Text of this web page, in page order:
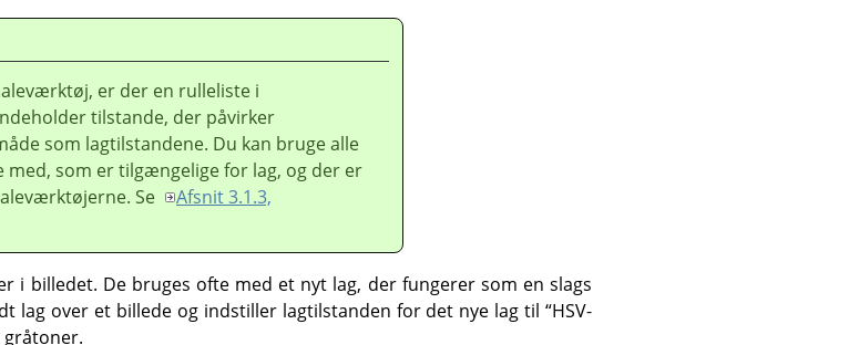
er der en rulleliste i
tilstande, der påvirker
som lagtilstandene. Du kan bruge alle
med, som er tilgængelige for lag, og der er
Se
Afsnit 3.1.3,
i billedet. De bruges ofte med et nyt lag, der fungerer som en slags
lag over et billede og indstiller lagtilstanden for det nye lag til “HSV-
gråtoner.